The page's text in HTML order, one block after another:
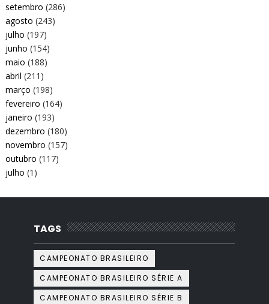
setembro (286)
agosto (243)
julho (197)
junho (154)
maio (188)
abril (211)
março (198)
fevereiro (164)
janeiro (193)
dezembro (180)
novembro (157)
outubro (117)
julho (1)
TAGS
CAMPEONATO BRASILEIRO
CAMPEONATO BRASILEIRO SÉRIE A
CAMPEONATO BRASILEIRO SÉRIE B